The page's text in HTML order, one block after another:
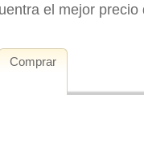
el mejor precio
Comprar